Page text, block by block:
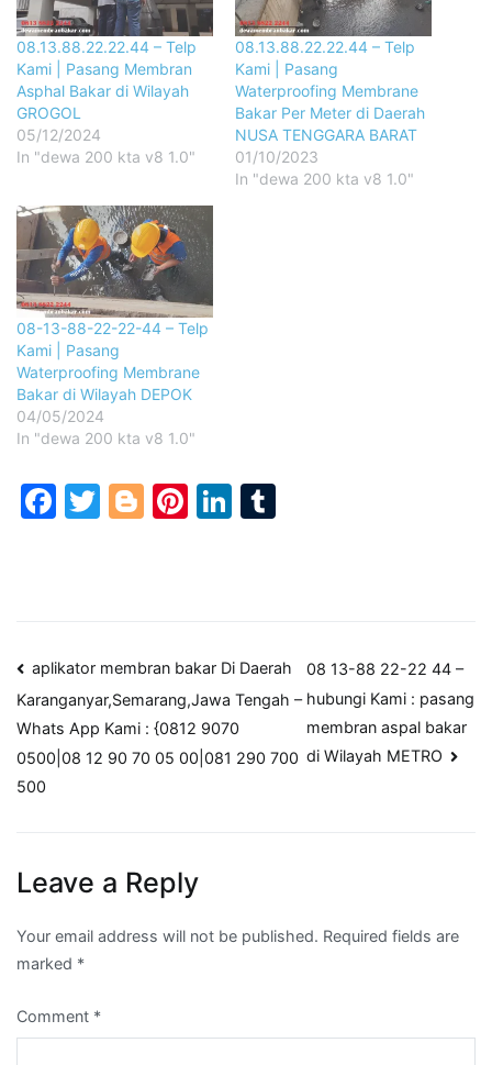
08.13.88.22.22.44 – Telp
Kami | Pasang Membran
Asphal Bakar di Wilayah
GROGOL
05/12/2024
In "dewa 200 kta v8 1.0"
08.13.88.22.22.44 – Telp
Kami | Pasang
Waterproofing Membrane
Bakar Per Meter di Daerah
NUSA TENGGARA BARAT
01/10/2023
In "dewa 200 kta v8 1.0"
08-13-88-22-22-44 – Telp
Kami | Pasang
Waterproofing Membrane
Bakar di Wilayah DEPOK
04/05/2024
In "dewa 200 kta v8 1.0"
Facebook
Twitter
Blogger
Pinterest
LinkedIn
Post
navigation
aplikator membran bakar Di Daerah
Karanganyar,Semarang,Jawa Tengah –
Whats App Kami : {0812 9070
0500|08 12 90 70 05 00|081 290 700
500
08 13-88 22-22 44 –
hubungi Kami : pasang
membran aspal bakar
di Wilayah METRO
Leave a Reply
Your email address will not be published. Required fields are
marked *
Comment *